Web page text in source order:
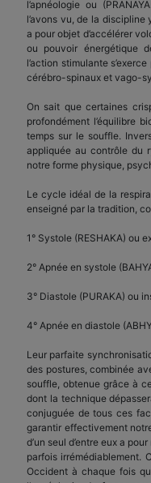
l’apnéologie ou
l’avons vu, de la
a pour objet d’accélérer
ou pouvoir énergétique
l’action stimulante
cérébro-spinaux et vago-
On sait que certaines
profondément l’équilibre
temps sur le souffle.
appliquée au contrôle du
notre forme physique,
Le cycle idéal de la
enseigné par la tradition,
1° Systole (RESHAKA) ou
2° Apnée en systole
3° Diastole (PURAKA) ou
4° Apnée en diastole
Leur parfaite
des postures, combinée
souffle, obtenue grâce à
dont la technique
conjuguée de tous ces
garantir effectivement
d’un seul d’entre eux a
parfois irrémédiablement.
Occident à chaque fois